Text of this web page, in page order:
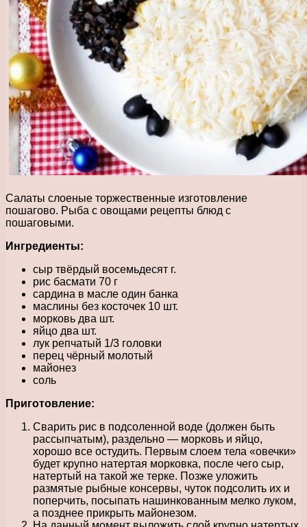
Салаты слоеные торжественные изготовление
пошагово. Рыба с овощами рецепты блюд с
пошаговыми.
Ингредиенты:
сыр твёрдый восемьдесят г.
рис басмати 70 г
сардина в масле один банка
маслины без косточек 10 шт.
морковь два шт.
яйцо два шт.
лук репчатый 1/3 головки
перец чёрный молотый
майонез
соль
Приготовление:
Сварить рис в подсоленной воде (должен быть
рассыпчатым), раздельно — морковь и яйцо,
хорошо все остудить. Первым слоем тела «овечки»
будет крупно натертая морковка, после чего сыр,
натертый на такой же терке. Позже уложить
размятые рыбные консервы, чуток подсолить их и
поперчить, посыпать нашинкованным мелко луком,
а позднее прикрыть майонезом.